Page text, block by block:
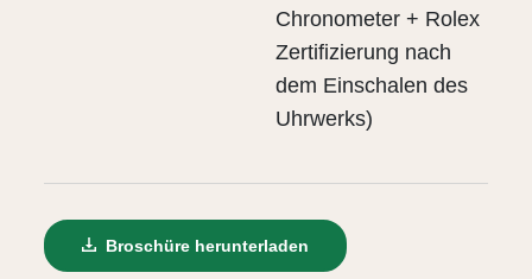
Chronometer + Rolex
Zertifizierung nach
dem Einschalen des
Uhrwerks)
Broschüre herunterladen